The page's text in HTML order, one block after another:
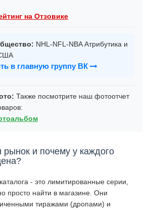
на Отзовике
NHL-NFL-NBA Атрибутика и
в главную группу ВК
Также посмотрите наш фотоотчет
рынок и почему у каждого
- это лимитированные серии,
просто найти в магазине. Они
тиражами (дропами) и